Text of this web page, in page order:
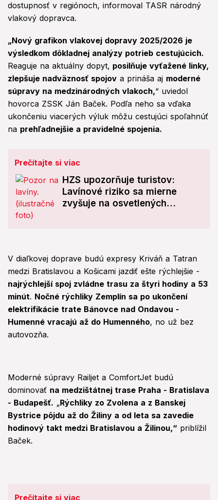
dostupnosť v regiónoch, informoval TASR národný
vlakový dopravca.
„Nový grafikon vlakovej dopravy 2025/2026 je
výsledkom dôkladnej analýzy potrieb cestujúcich.
Reaguje na aktuálny dopyt, posilňuje vyťažené linky,
zlepšuje nadväznosť spojov a prináša aj moderné
súpravy na medzinárodných vlakoch,“ uviedol
hovorca ZSSK Ján Baček. Podľa neho sa vďaka
ukončeniu viacerých výluk môžu cestujúci spoľahnúť
na prehľadnejšie a pravidelné spojenia.
Prečítajte si viac
HZS upozorňuje turistov:
Lavínové riziko sa mierne
zvyšuje na osvetlených
V diaľkovej doprave budú expresy Kriváň a Tatran
medzi Bratislavou a Košicami jazdiť ešte rýchlejšie -
najrýchlejší spoj zvládne trasu za štyri hodiny a 53
minút. Nočné rýchliky Zemplín sa po ukončení
elektrifikácie trate Bánovce nad Ondavou -
Humenné vracajú až do Humenného, no už bez
autovozňa.
Moderné súpravy Railjet a ComfortJet budú
dominovať na medzištátnej trase Praha - Bratislava
- Budapešť. „Rýchliky zo Zvolena a z Banskej
Bystrice pôjdu až do Žiliny a od leta sa zavedie
hodinový takt medzi Bratislavou a Žilinou,“ priblížil
Baček.
Prečítajte si viac